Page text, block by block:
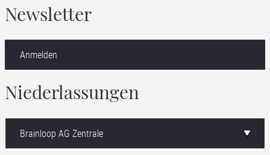
Newsletter
Anmelden
Niederlassungen